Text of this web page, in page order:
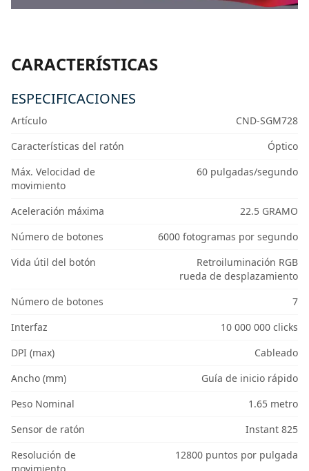
CARACTERÍSTICAS
ESPECIFICACIONES
Artículo
CND-SGM728
Características del ratón
Óptico
Máx. Velocidad de
movimiento
60 pulgadas/segundo
Aceleración máxima
22.5 GRAMO
Número de botones
6000 fotogramas por segundo
Vida útil del botón
Retroiluminación RGB
rueda de desplazamiento
Número de botones
7
Interfaz
10 000 000 clicks
DPI (max)
Cableado
Ancho (mm)
Guía de inicio rápido
Peso Nominal
1.65 metro
Sensor de ratón
Instant 825
Resolución de
12800 puntos por pulgada